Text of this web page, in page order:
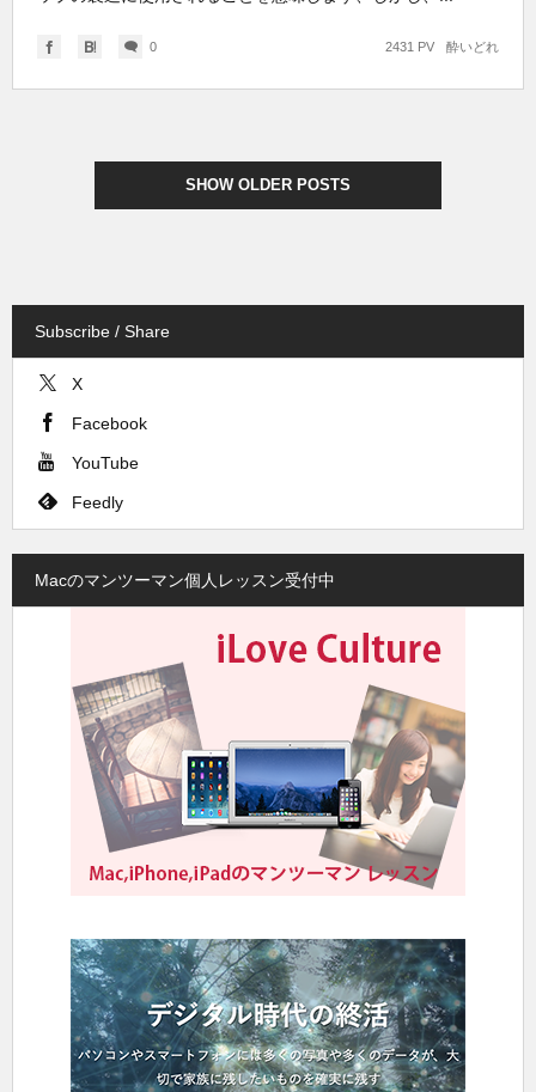
0 酔いどれ
2431 PV
SHOW OLDER POSTS
Subscribe / Share
X
Facebook
YouTube
Feedly
Macのマンツーマン個人レッスン受付中